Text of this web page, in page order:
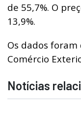
de 55,7%. O
13,9%.
Os dados
Comércio
Notícias